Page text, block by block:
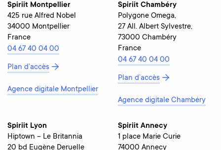
Spiriit Montpellier
425 rue Alfred Nobel
34000 Montpellier
France
04 67 40 04 00
Plan d’accès
Agence digitale Montpellier
Spiriit Chambéry
Polygone Omega,
27 All. Albert Sylvestre,
73000 Chambéry
France
04 67 40 04 00
Plan d’accès
Agence digitale Chambéry
Spiriit Lyon
Hiptown – Le Britannia
20 bd Eugène Deruelle
Spiriit Annecy
1 place Marie Curie
74000 Annecy